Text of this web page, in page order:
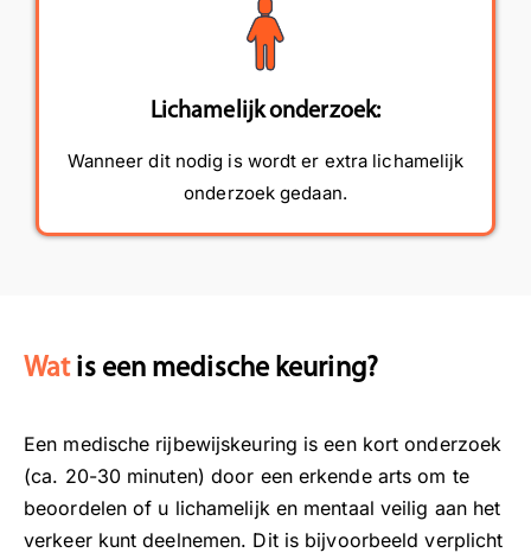
Lichamelijk onderzoek:
Wanneer dit nodig is wordt er extra lichamelijk
onderzoek gedaan.
Wat is een medische keuring?
Een medische rijbewijskeuring is een kort onderzoek
(ca. 20-30 minuten) door een erkende arts om te
beoordelen of u lichamelijk en mentaal veilig aan het
verkeer kunt deelnemen. Dit is bijvoorbeeld verplicht